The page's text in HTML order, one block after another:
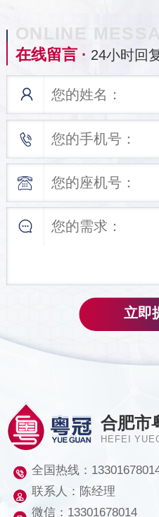
ONLINE
在线留言 · 24小时回
合肥市
HEFEI
全国热线：
联系人：陈经理
微信：13301678014